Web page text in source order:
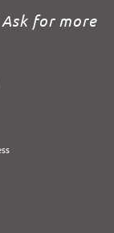
Ask for more